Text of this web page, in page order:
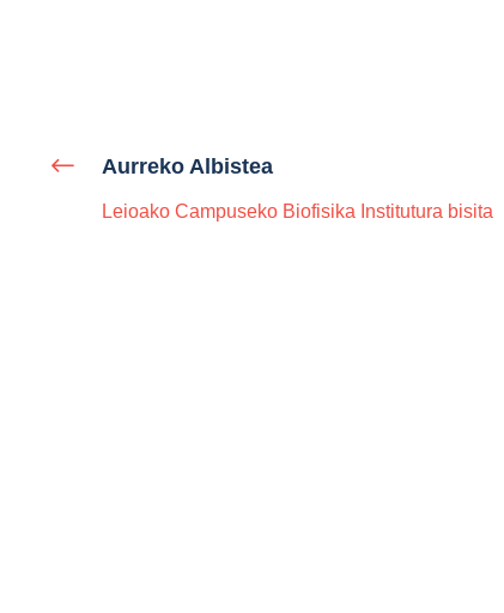
Aurreko Albistea
Leioako Campuseko Biofisika Institutura bisita